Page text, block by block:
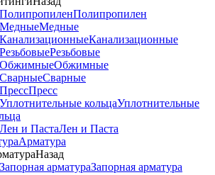
Полипропилен
Медные
Канализационные
Резьбовые
Обжимные
Сварные
Пресс
Уплотнительные
Лен и Паста
Арматура
Назад
Запорная арматура